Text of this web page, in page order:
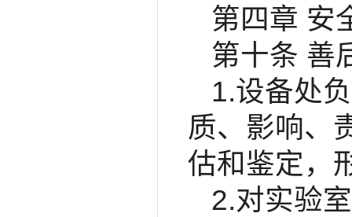
第四章 安
第十条 善
1.设备处
质、影响、
估和鉴定，
2.对实验